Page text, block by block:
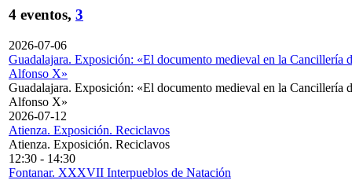
4 eventos, 3
2026-07-06
Guadalajara. Exposición: «El documento medieval en la Cancillería
Alfonso X»
Guadalajara. Exposición: «El documento medieval en la Cancillería
Alfonso X»
2026-07-12
Atienza. Exposición. Reciclavos
Atienza. Exposición. Reciclavos
12:30 - 14:30
Fontanar. XXXVII Interpueblos de Natación